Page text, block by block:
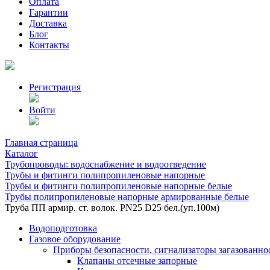
Гарантии
Доставка
Блог
Контакты
Регистрация
Войти
Главная страница
Каталог
Трубопроводы: водоснабжение и водоотведение
Трубы и фитинги полипропиленовые напорные
Трубы и фитинги полипропиленовые напорные белые
Трубы полипропиленовые напорные армированные белые
Труба ПП армир. ст. волок. PN25 D25 бел.(уп.100м)
Водоподготовка
Газовое оборудование
Приборы безопасности, сигнализаторы
Клапаны отсечные запорные